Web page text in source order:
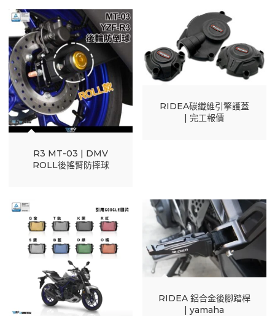
R3 MT-03 | DMV
ROLL後搖臂防摔球
RIDEA碳纖維引擎護蓋
| 完工報價
RIDEA 鋁合金後腳踏桿
| yamaha